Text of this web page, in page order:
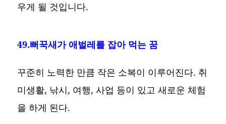
우게 될 것입니다.
49.뻐꾹새가 애벌레를 잡아 먹는 꿈
꾸준히 노력한 만큼 작은 소복이 이루어진다. 취
미생활, 낚시, 여행, 사업 등이 있고 새로운 체험
을 하게 된다.